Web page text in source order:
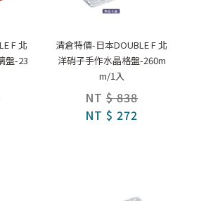
F 北
盤-23
清倉特價-日本DOUBLE F 北
洋硝子手作水晶格盤-260m
m/1入
NT $ 838
NT $ 272